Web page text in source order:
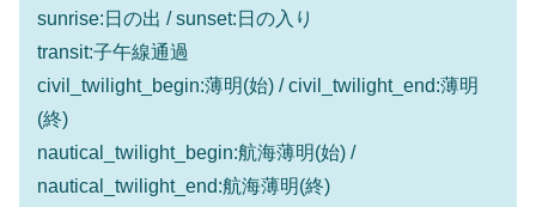
sunrise:日の出 / sunset:日の入り
transit:子午線通過
civil_twilight_begin:薄明(始) / civil_twilight_end:薄明
(終)
nautical_twilight_begin:航海薄明(始) /
nautical_twilight_end:航海薄明(終)